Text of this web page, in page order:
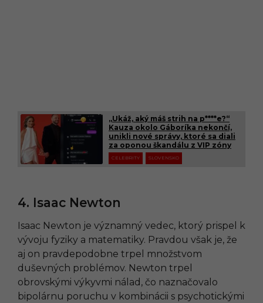
„Ukáž, aký máš strih na p****e?“
Kauza okolo Gáboríka nekončí,
unikli nové správy, ktoré sa diali
za oponou škandálu z VIP zóny
CELEBRITY SLOVENSKO
4. Isaac Newton
Isaac Newton je významný vedec, ktorý prispel k
vývoju fyziky a matematiky. Pravdou však je, že
aj on pravdepodobne trpel množstvom
duševných problémov. Newton trpel
obrovskými výkyvmi nálad, čo naznačovalo
bipolárnu poruchu v kombinácii s psychotickými